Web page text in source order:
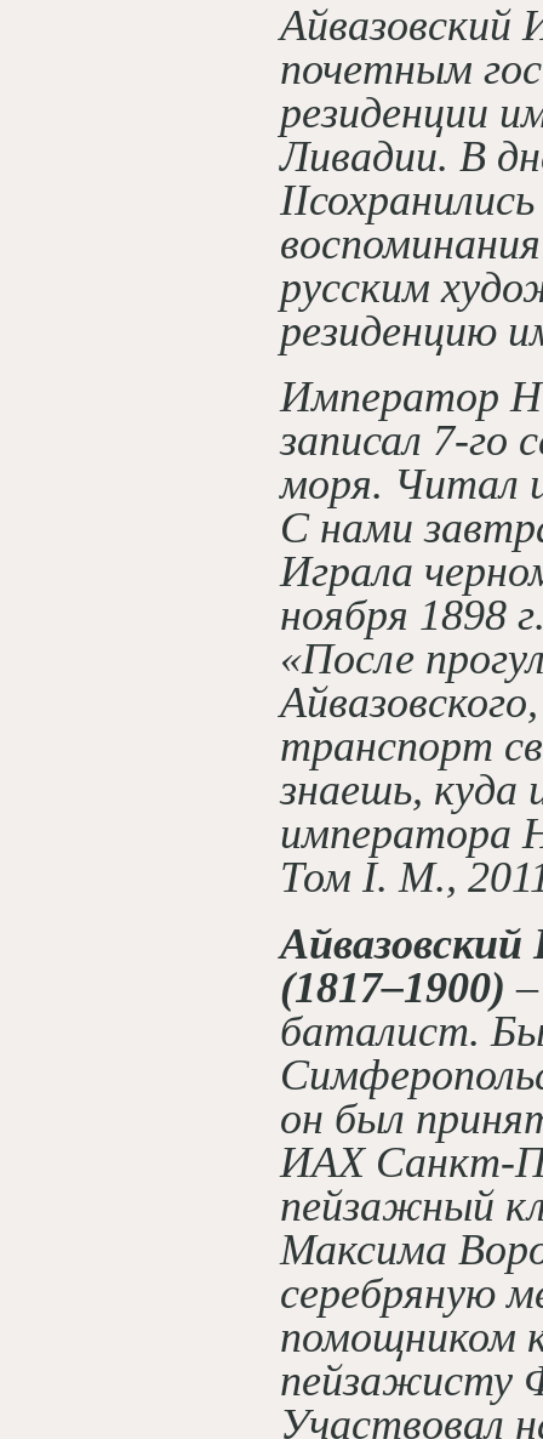
почетным
резиденции
Ливадии. В
русским
резиденцию
Император
записал 7-го
моря. Читал
С нами
Играла
ноября 1898
«После
транспорт
знаешь, куда
императора
Том I. М.,
(1817–1900)
баталист.
он был
ИАХ Санкт-
пейзажный
Максима
серебряную
помощником
пейзажисту
Участвовал